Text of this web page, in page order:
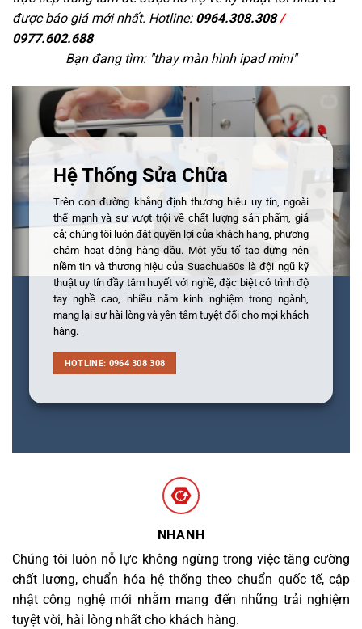
được báo giá mới nhất. Hotline: 0964.308.308/
0977.602.688
Bạn đang tìm: "thay màn hình ipad mini"
Hệ Thống Sửa Chữa
Trên con đường khẳng định thương hiệu uy tín, ngoài
thế mạnh và sự vượt trội về chất lượng sản phẩm, giá
cả; chúng tôi luôn đặt quyền lợi của khách hàng, phương
châm hoạt động hàng đầu. Một yếu tố tạo dựng nên
niềm tin và thương hiệu của Suachua60s là đội ngũ kỹ
thuật uy tín đầy tâm huyết với nghề, đặc biệt có trình độ
tay nghề cao, nhiều năm kinh nghiệm trong ngành,
mang lại sự hài lòng và yên tâm tuyệt đối cho mọi khách
hàng.
HOTLINE: 0964 308 308
NHANH
Chúng tôi luôn nỗ lực không ngừng trong việc tăng cường
chất lượng, chuẩn hóa hệ thống theo chuẩn quốc tế, cập
nhật công nghệ mới nhằm mang đến những trải nghiệm
tuyệt vời, hài lòng nhất cho khách hàng.